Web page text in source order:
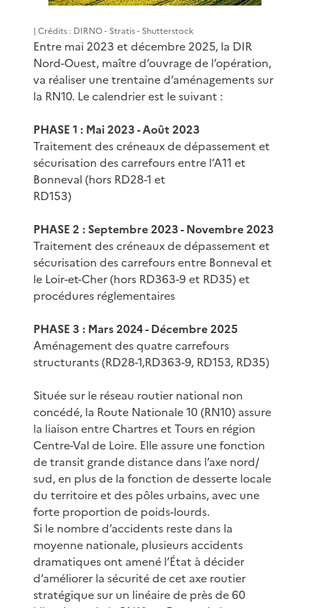
| Crédits : DIRNO - Stratis - Shutterstock
Entre mai 2023 et décembre 2025, la DIR
Nord-Ouest, maître d’ouvrage de l’opération,
va réaliser une trentaine d’aménagements sur
la RN10. Le calendrier est le suivant :
PHASE 1 : Mai 2023 - Août 2023
Traitement des créneaux de dépassement et
sécurisation des carrefours entre l’A11 et
Bonneval (hors RD28-1 et
RD153)
PHASE 2 : Septembre 2023 - Novembre 2023
Traitement des créneaux de dépassement et
sécurisation des carrefours entre Bonneval et
le Loir-et-Cher (hors RD363-9 et RD35) et
procédures réglementaires
PHASE 3 : Mars 2024 - Décembre 2025
Aménagement des quatre carrefours
structurants (RD28-1,RD363-9, RD153, RD35)
Située sur le réseau routier national non
concédé, la Route Nationale 10 (RN10) assure
la liaison entre Chartres et Tours en région
Centre-Val de Loire. Elle assure une fonction
de transit grande distance dans l’axe nord/
sud, en plus de la fonction de desserte locale
du territoire et des pôles urbains, avec une
forte proportion de poids-lourds.
Si le nombre d’accidents reste dans la
moyenne nationale, plusieurs accidents
dramatiques ont amené l’État à décider
d’améliorer la sécurité de cet axe routier
stratégique sur un linéaire de près de 60